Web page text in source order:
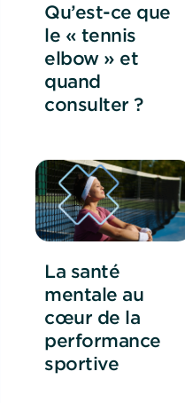
Qu’est-ce que
le « tennis
elbow » et
quand
consulter ?
La santé
mentale au
cœur de la
performance
sportive